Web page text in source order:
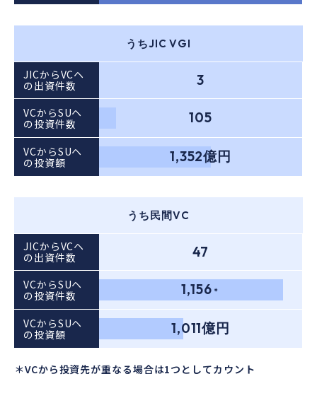
PE
8号 海外
⑩Go Global
うちJIC VGI
JICからVCヘ
の出資件数
3
VCからSUヘ
の投資件数
105
VCからSUヘ
の投資額
1,352億円
うち民間VC
JICからVCヘ
の出資件数
47
VCからSUヘ
の投資件数
1,156 ＊
VCからSUヘ
の投資額
1,011億円
＊VCから投資先が重なる場合は1つとしてカウント